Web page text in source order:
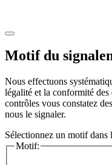
Motif du
Nous effectuons
légalité et la conformité
contrôles vous constatez
nous le signaler.
Sélectionnez un motif dans
Motif: